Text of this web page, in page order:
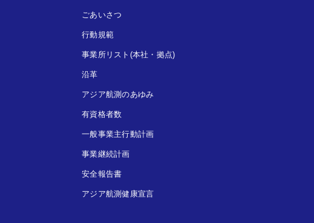
ごあいさつ
行動規範
事業所リスト(本社・拠点)
沿革
アジア航測のあゆみ
有資格者数
一般事業主行動計画
事業継続計画
安全報告書
アジア航測健康宣言